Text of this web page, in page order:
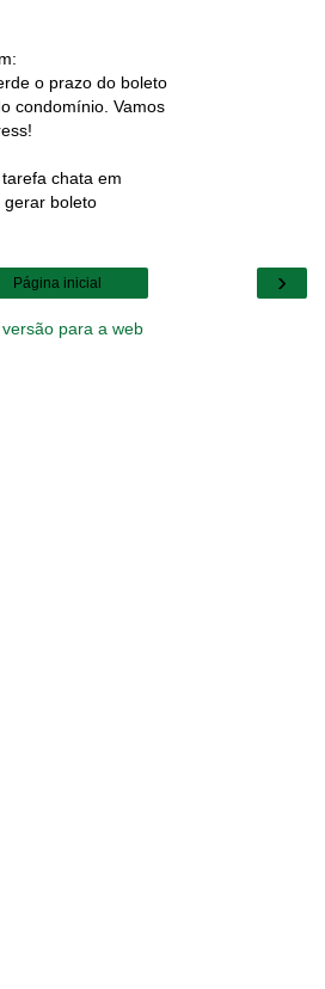
o prazo do boleto
condomínio. Vamos
chata em
gerar boleto
›
Página inicial
versão para a web